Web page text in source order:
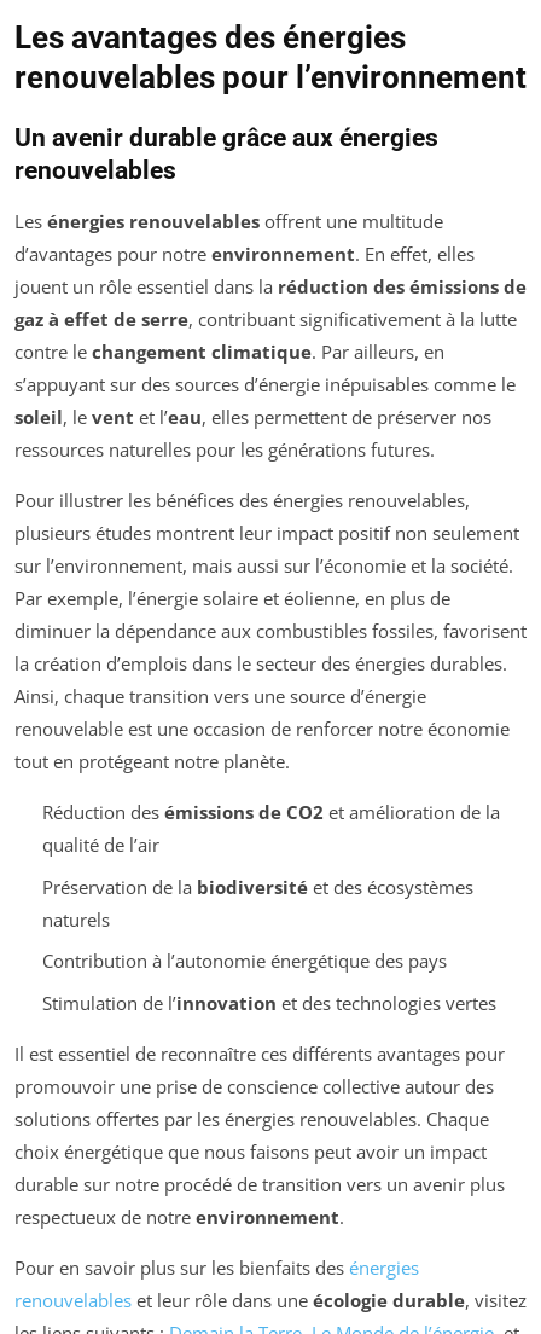
Les avantages des énergies
renouvelables pour l’environnement
Un avenir durable grâce aux énergies
renouvelables
Les énergies renouvelables offrent une multitude
d’avantages pour notre environnement. En effet, elles
jouent un rôle essentiel dans la réduction des émissions de
gaz à effet de serre, contribuant significativement à la lutte
contre le changement climatique. Par ailleurs, en
s’appuyant sur des sources d’énergie inépuisables comme le
soleil, le vent et l’eau, elles permettent de préserver nos
ressources naturelles pour les générations futures.
Pour illustrer les bénéfices des énergies renouvelables,
plusieurs études montrent leur impact positif non seulement
sur l’environnement, mais aussi sur l’économie et la société.
Par exemple, l’énergie solaire et éolienne, en plus de
diminuer la dépendance aux combustibles fossiles, favorisent
la création d’emplois dans le secteur des énergies durables.
Ainsi, chaque transition vers une source d’énergie
renouvelable est une occasion de renforcer notre économie
tout en protégeant notre planète.
Réduction des émissions de CO2 et amélioration de la
qualité de l’air
Préservation de la biodiversitéet des écosystèmes
naturels
Contribution à l’autonomie énergétique des pays
Stimulation de l’innovation et des technologies vertes
Il est essentiel de reconnaître ces différents avantages pour
promouvoir une prise de conscience collective autour des
solutions offertes par les énergies renouvelables. Chaque
choix énergétique que nous faisons peut avoir un impact
durable sur notre procédé de transition vers un avenir plus
respectueux de notre environnement.
Pour en savoir plus sur les bienfaits des énergies
renouvelables et leur rôle dans une écologie durable, visitez